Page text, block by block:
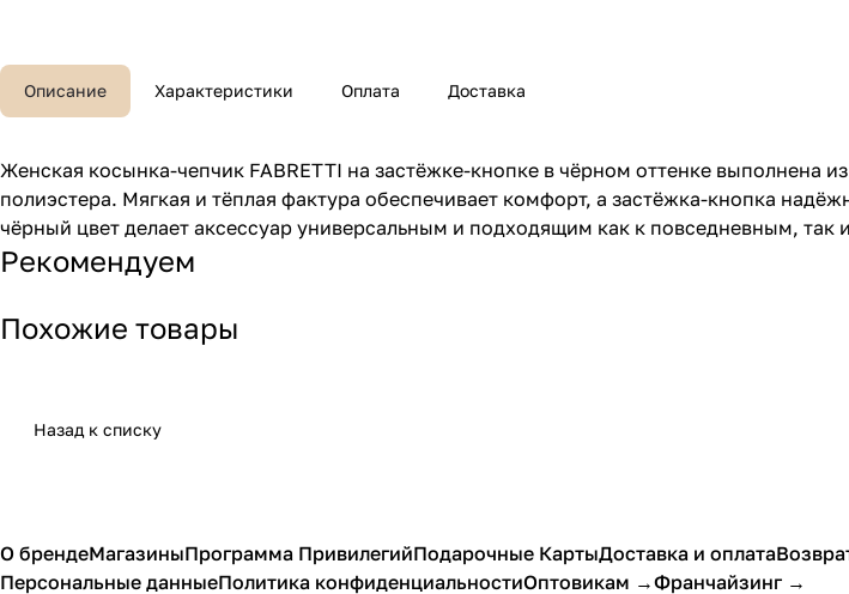
Описание Характеристики Оплата Доставка
Женская косынка-чепчик FABRETTI на застёжке-кнопке в чёрном оттенке выполнена
полиэстера. Мягкая и тёплая фактура обеспечивает комфорт, а застёжка-кнопка
чёрный цвет делает аксессуар универсальным и подходящим как к повседневным, так
Рекомендуем
Похожие товары
Назад к списку
О брендеМагазиныПрограмма ПривилегийПодарочные КартыДоставка и оплата
Персональные данныеПолитика конфиденциальностиОптовикам →Франчайзинг →